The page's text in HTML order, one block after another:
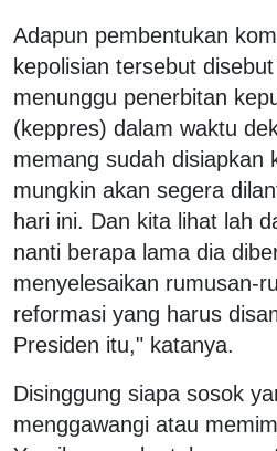
Adapun pembentukan
kepolisian tersebut
menunggu penerbitan
(keppres) dalam waktu
memang sudah disiapkan
mungkin akan segera
hari ini. Dan kita lihat lah
nanti berapa lama dia
menyelesaikan rumusan-
reformasi yang harus
Presiden itu," katanya.
Disinggung siapa sosok
menggawangi atau